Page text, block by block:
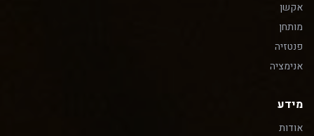
אקשן
מותחן
פנטזיה
אנימציה
מידע
אודות